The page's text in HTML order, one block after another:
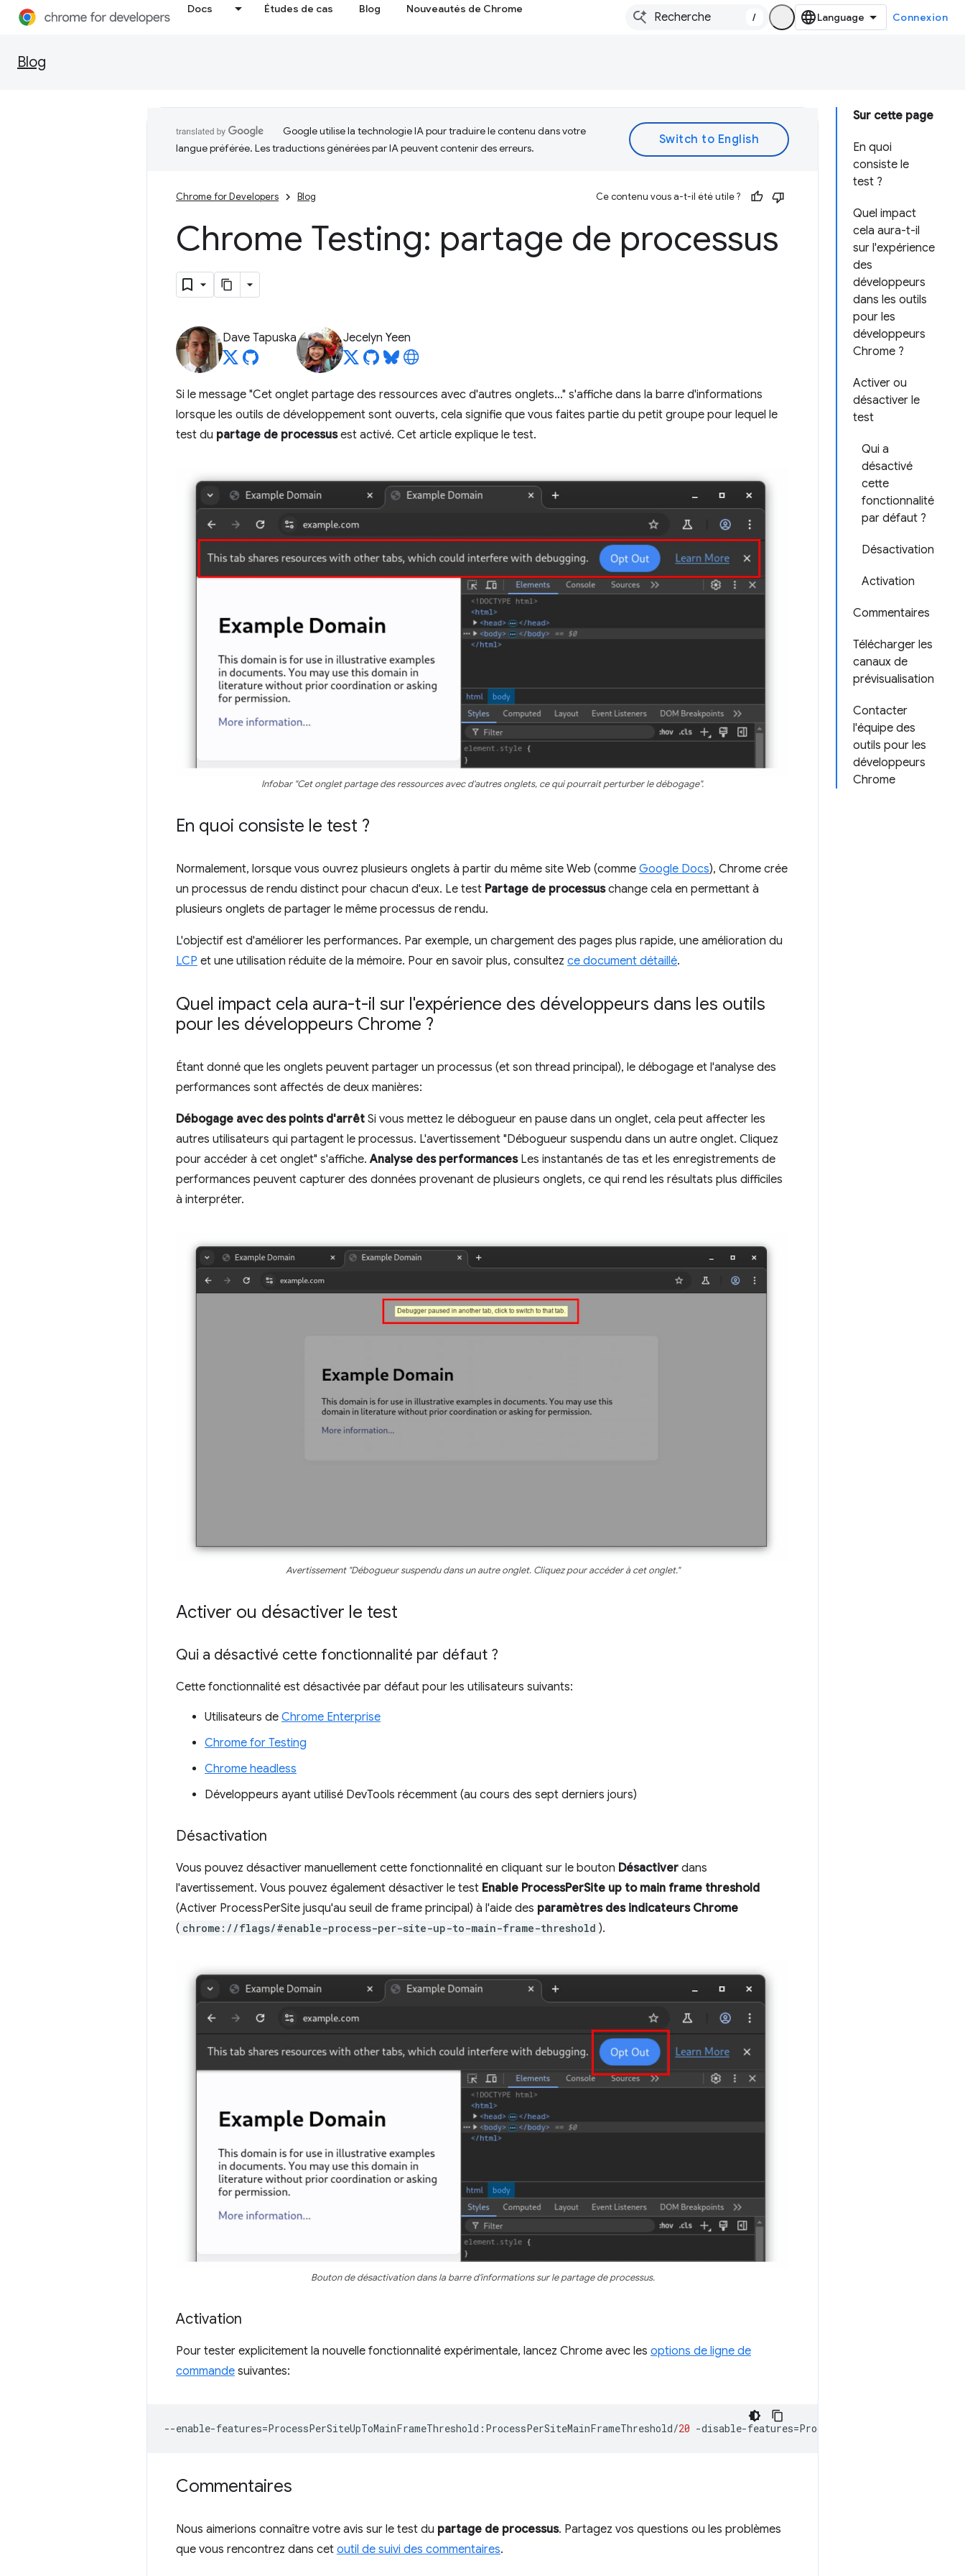
Docs Études de cas Blog Nouveautés de Chrome
/ Connexion
Blog
Sur cette page
En quoi
consiste le
test ?
Quel impact
cela aura-t-il
sur l'expérience
des
développeurs
dans les outils
pour les
développeurs
Chrome ?
Activer ou
désactiver le
test
Qui a
désactivé
cette
fonctionnalité
par défaut ?
Désactivation
Activation
Commentaires
Télécharger les
canaux de
prévisualisation
Contacter
l'équipe des
outils pour les
développeurs
Chrome
Google utilise la technologie IA pour traduire le contenu dans votre
langue préférée. Les traductions générées par IA peuvent contenir des erreurs.
Chrome for Developers Blog Ce contenu vous a-t-il été utile ?
Chrome Testing: partage de processus
Dave Tapuska Jecelyn Yeen
Si le message "Cet onglet partage des ressources avec d'autres onglets…" s'affiche dans la barre d'informations
lorsque les outils de développement sont ouverts, cela signifie que vous faites partie du petit groupe pour lequel le
test du partage de processusest activé. Cet article explique le test.
Infobar "Cet onglet partage des ressources avec d'autres onglets, ce qui pourrait perturber le débogage".
En quoi consiste le test ?
Normalement, lorsque vous ouvrez plusieurs onglets à partir du même site Web (comme Google Docs), Chrome crée
un processus de rendu distinct pour chacun d'eux. Le test Partage de processuschange cela en permettant à
plusieurs onglets de partager le même processus de rendu.
L'objectif est d'améliorer les performances. Par exemple, un chargement des pages plus rapide, une amélioration du
LCP et une utilisation réduite de la mémoire. Pour en savoir plus, consultez ce document détaillé.
Quel impact cela aura-t-il sur l'expérience des développeurs dans les outils
pour les développeurs Chrome ?
Étant donné que les onglets peuvent partager un processus (et son thread principal), le débogage et l'analyse des
performances sont affectés de deux manières:
Débogage avec des points d'arrêt Si vous mettez le débogueur en pause dans un onglet, cela peut affecter les
autres utilisateurs qui partagent le processus. L'avertissement "Débogueur suspendu dans un autre onglet. Cliquez
pour accéder à cet onglet" s'affiche.Analyse des performancesLes instantanés de tas et les enregistrements de
performances peuvent capturer des données provenant de plusieurs onglets, ce qui rend les résultats plus difficiles
à interpréter.
Avertissement "Débogueur suspendu dans un autre onglet. Cliquez pour accéder à cet onglet."
Activer ou désactiver le test
Qui a désactivé cette fonctionnalité par défaut ?
Cette fonctionnalité est désactivée par défaut pour les utilisateurs suivants:
Utilisateurs de Chrome Enterprise
Chrome for Testing
Chrome headless
Développeurs ayant utilisé DevTools récemment (au cours des sept derniers jours)
Désactivation
Vous pouvez désactiver manuellement cette fonctionnalité en cliquant sur le bouton Désactiver dans
l'avertissement. Vous pouvez également désactiver le test Enable ProcessPerSite up to main frame threshold
(Activer ProcessPerSite jusqu'au seuil de frame principal) à l'aide des paramètres des indicateurs Chrome
( chrome://flags/#enable-process-per-site-up-to-main-frame-threshold ).
Bouton de désactivation dans la barre d'informations sur le partage de processus.
Activation
Pour tester explicitement la nouvelle fonctionnalité expérimentale, lancez Chrome avec les options de ligne de
commande suivantes:
--enable-features=ProcessPerSiteUpToMainFrameThreshold : ProcessPerSiteMainFrameThreshold/20 -disable-features=
Commentaires
Nous aimerions connaître votre avis sur le test du partage de processus. Partagez vos questions ou les problèmes
que vous rencontrez dans cet outil de suivi des commentaires.